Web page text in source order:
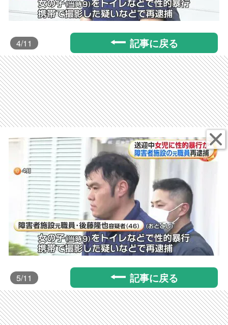
4/11 記事に戻る
5/11 記事に戻る